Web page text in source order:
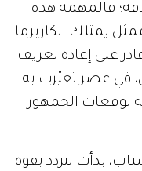
فالمهمة هذه
يمتلك الكاريزما،
على إعادة تعريف
في عصر تغيّرت به
توقعات الجمهور
بدأت تتردد بقوة